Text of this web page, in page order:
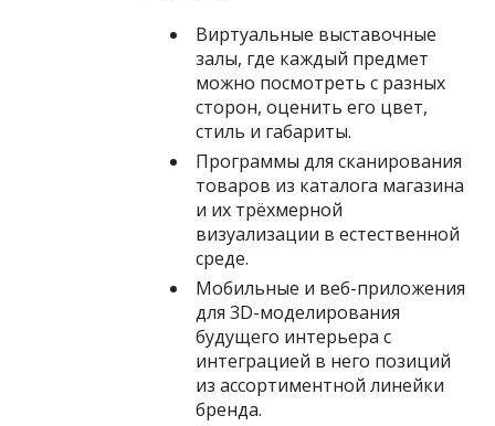
Виртуальные выставочные
залы, где каждый предмет
можно посмотреть с разных
сторон, оценить его цвет,
стиль и габариты.
Программы для сканирования
товаров из каталога магазина
и их трёхмерной
визуализации в естественной
среде.
Мобильные и веб-приложения
для 3D-моделирования
будущего интерьера с
интеграцией в него позиций
из ассортиментной линейки
бренда.